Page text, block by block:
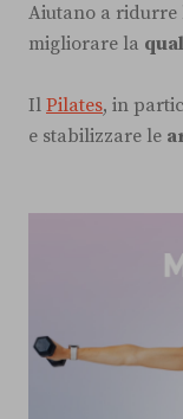
Aiutano a ridurre
migliorare la
Il Pilates, in
e stabilizzare le